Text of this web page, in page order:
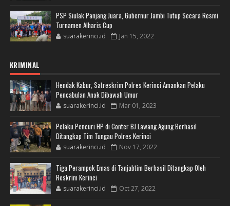
PSP Siulak Panjang Juara, Gubernur Jambi Tutup Secara Resmi
Turnamen Alharis Cup
suarakerinci.id Jan 15, 2022
KRIMINAL
Hendak Kabur, Satreskrim Polres Kerinci Amankan Pelaku
Pencabulan Anak Dibawah Umur
suarakerinci.id Mar 01, 2023
Pelaku Pencuri HP di Conter BJ Lawang Agung Berhasil
Ditangkap Tim Tungau Polres Kerinci
suarakerinci.id Nov 17, 2022
Tiga Perampok Emas di Tanjabtim Berhasil Ditangkap Oleh
Reskrim Kerinci
suarakerinci.id Oct 27, 2022